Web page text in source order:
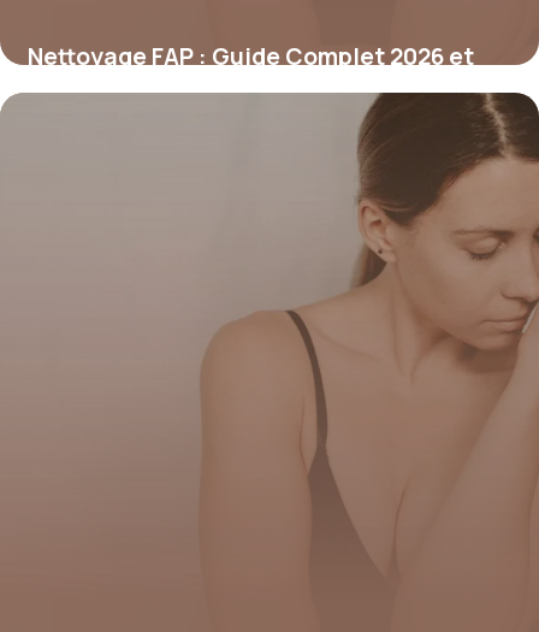
Nettoyage FAP : Guide Complet 2026 et
Prix